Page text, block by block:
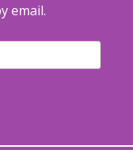
email.